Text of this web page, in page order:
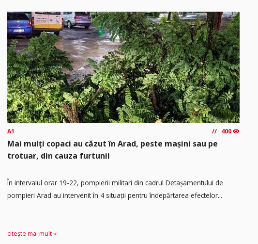
A1 400
Mai mulți copaci au căzut în Arad, peste mașini sau pe
trotuar, din cauza furtunii
În intervalul orar 19-22, pompierii militari din cadrul Detașamentului de
pompieri Arad au intervenit în 4 situații pentru îndepărtarea efectelor...
citește mai mult »